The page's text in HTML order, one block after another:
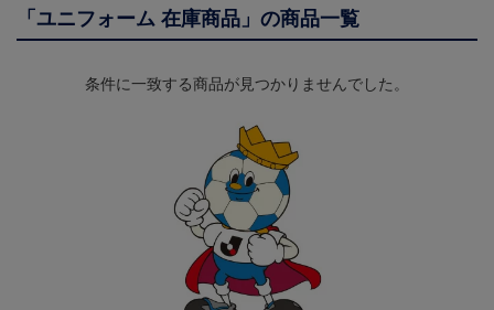
「ユニフォーム 在庫商品」の商品一覧
条件に一致する商品が見つかりませんでした。